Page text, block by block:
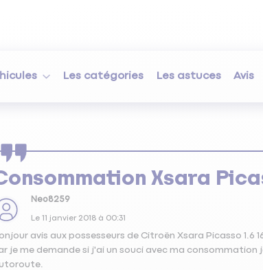
Les catégories Les astuces Avis
Xsara
Neo8259
Le 11 janvier 2018à 00:31
avis aux possesseurs de Citroën Xsara Picasso 1.6
je me demande si j'ai un souci avec ma consommation